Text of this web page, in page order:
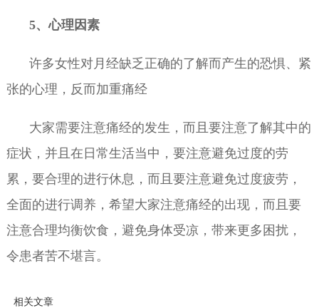
5、心理因素
许多女性对月经缺乏正确的了解而产生的恐惧、紧
张的心理，反而加重痛经
大家需要注意痛经的发生，而且要注意了解其中的
症状，并且在日常生活当中，要注意避免过度的劳
累，要合理的进行休息，而且要注意避免过度疲劳，
全面的进行调养，希望大家注意痛经的出现，而且要
注意合理均衡饮食，避免身体受凉，带来更多困扰，
令患者苦不堪言。
相关文章